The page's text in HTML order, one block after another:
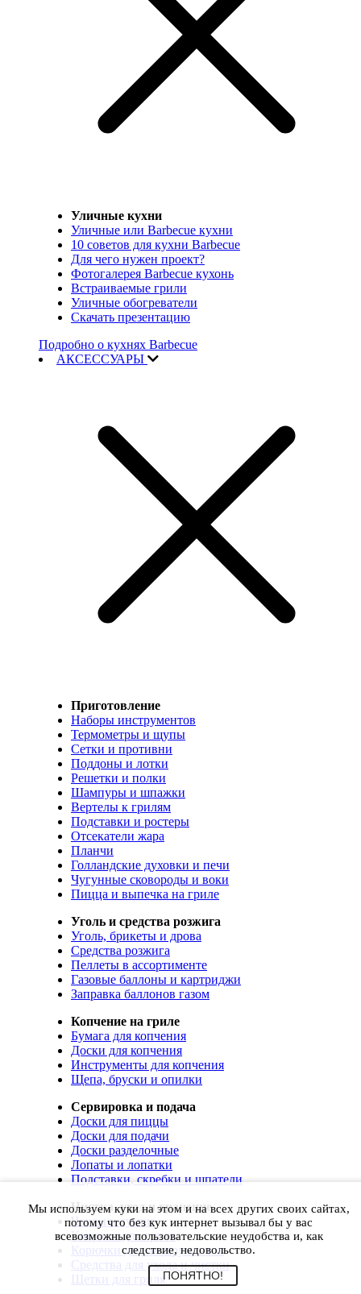
Уличные кухни
Уличные или Barbecue кухни
10 советов для кухни Barbecue
Для чего нужен проект?
Фотогалерея Barbecue кухонь
Встраиваемые грили
Уличные обогреватели
Скачать презентацию
Подробно о кухнях Barbecue
АКСЕССУАРЫ
Приготовление
Наборы инструментов
Термометры и щупы
Сетки и противни
Поддоны и лотки
Решетки и полки
Шампуры и шпажки
Вертелы к грилям
Подставки и ростеры
Отсекатели жара
Планчи
Голландские духовки и печи
Чугунные сковороды и воки
Пицца и выпечка на гриле
Уголь и средства розжига
Уголь, брикеты и дрова
Средства розжига
Пеллеты в ассортименте
Газовые баллоны и картриджи
Заправка баллонов газом
Копчение на гриле
Бумага для копчения
Доски для копчения
Инструменты для копчения
Щепа, бруски и опилки
Сервировка и подача
Доски для пиццы
Доски для подачи
Доски разделочные
Лопаты и лопатки
Подставки, скребки и шпатели
Чистка, уход и хранение
Чехлы и сумки
Коврики для гриля
Корючки для инструментов
Средства для ухода и чистки
Щетки для гриля
Мы используем куки на этом и на всех других своих сайтах,
потому что без кук интернет вызывал бы у вас
всевозможные пользовательские неудобства и, как
следствие, недовольство.
ПОНЯТНО!